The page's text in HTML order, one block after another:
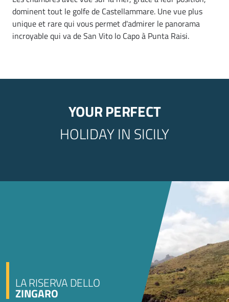
dominent tout le golfe de Castellammare. Une vue plus
unique et rare qui vous permet d'admirer le panorama
incroyable qui va de San Vito lo Capo à Punta Raisi.
YOUR PERFECT
HOLIDAY IN SICILY
LA RISERVA DELLO
ZINGARO